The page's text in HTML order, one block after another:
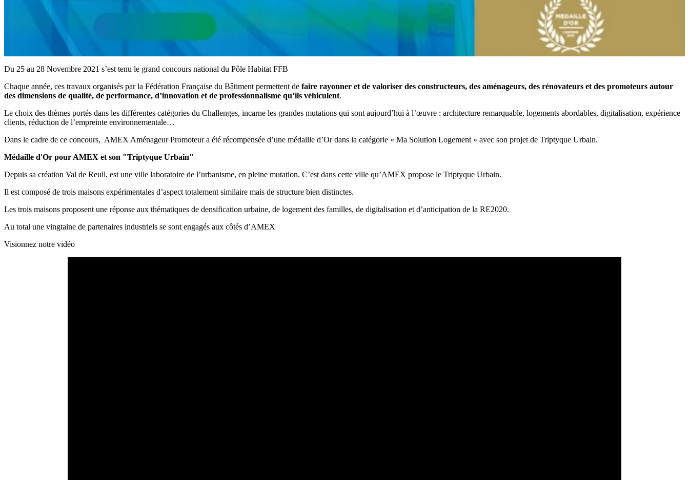
Du 25 au 28 Novembre 2021 s’est tenu le grand concours national du Pôle Habitat FFB
Chaque année, ces travaux organisés par la Fédération Française du Bâtiment permettent de faire rayonner et de valoriser des constructeurs, des aménageurs, des rénovateurs et des promoteurs autour
des dimensions de qualité, de performance, d’innovation et de professionnalisme qu’ils véhiculent.
Le choix des thèmes portés dans les différentes catégories du Challenges, incarne les grandes mutations qui sont aujourd’hui à l’œuvre : architecture remarquable, logements abordables, digitalisation, expérience
clients, réduction de l’empreinte environnementale…
Dans le cadre de ce concours, AMEX Aménageur Promoteur a été récompensée d’une médaille d’Or dans la catégorie « Ma Solution Logement » avec son projet de Triptyque Urbain.
Médaille d'Or pour AMEX et son "Triptyque Urbain"
Depuis sa création Val de Reuil, est une ville laboratoire de l’urbanisme, en pleine mutation. C’est dans cette ville qu’AMEX propose le Triptyque Urbain.
Il est composé de trois maisons expérimentales d’aspect totalement similaire mais de structure bien distinctes.
Les trois maisons proposent une réponse aux thématiques de densification urbaine, de logement des familles, de digitalisation et d’anticipation de la RE2020.
Au total une vingtaine de partenaires industriels se sont engagés aux côtés d’AMEX
Visionnez notre vidéo